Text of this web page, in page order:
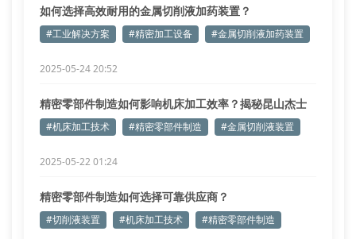
如何选择高效耐用的金属切削液加药装置？
#工业解决方案 #精密加工设备 #金属切削液加药装置
2025-05-24 20:52
精密零部件制造如何影响机床加工效率？揭秘昆山杰士
德核心技术
#机床加工技术 #精密零部件制造 #金属切削液装置
2025-05-22 01:24
精密零部件制造如何选择可靠供应商？
#切削液装置 #机床加工技术 #精密零部件制造